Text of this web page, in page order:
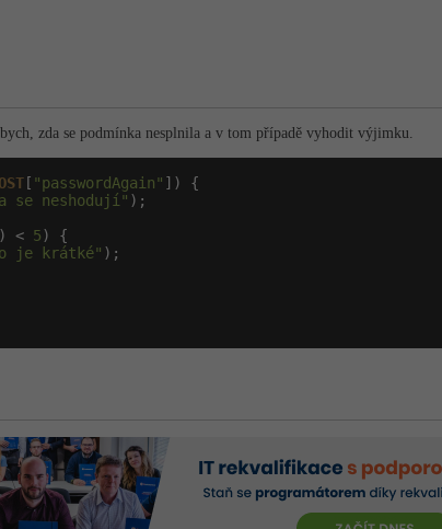
zda se podmínka nesplnila a v tom případě vyhodit výjimku.
[ "passwordAgain" ]) {
se neshodují" );
< 5) {
je krátké" );